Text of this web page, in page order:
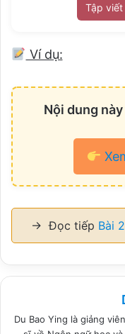
Tập
Ví dụ:
Nội dung
→ Đọc tiếp Bài
Du Bao Ying là giảng